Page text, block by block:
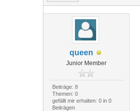
queen
Junior Member
Beiträge: 8
Themen: 0
gefällt mir erhalten: 0 in 0
Beiträgen